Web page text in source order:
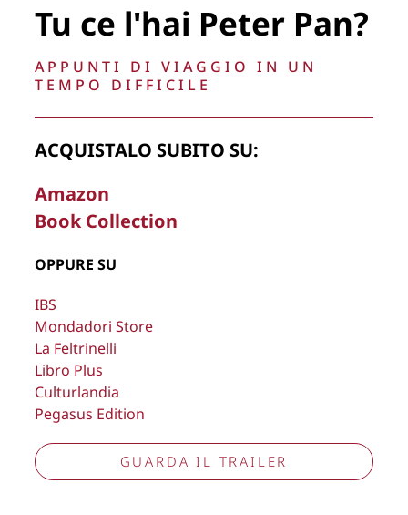
rimuovere, oscurare, modificare, immagini e testi del sito, a
propria discrezione.
Cookie PolicyPrivacy Policy
Tu ce l'hai Peter Pan?
APPUNTI DI VIAGGIO IN UN
TEMPO DIFFICILE
ACQUISTALO SUBITO SU:
Amazon
Book Collection
OPPURE SU
IBS
Mondadori Store
La Feltrinelli
Libro Plus
Culturlandia
Pegasus Edition
GUARDA IL TRAILER